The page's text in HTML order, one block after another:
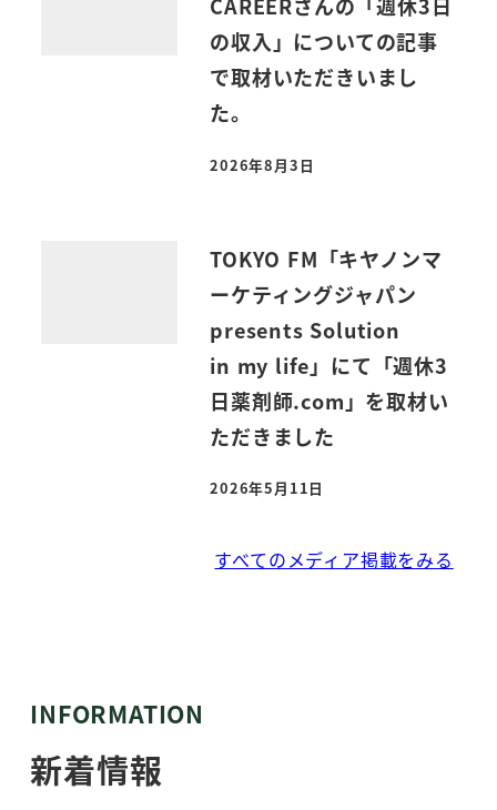
CAREERさんの「週休3日
の収入」についての記事
で取材いただきいまし
た。
投稿日
2026年8月3日
TOKYO FM「キヤノンマ
ーケティングジャパン
presents Solution
in my life」にて「週休3
日薬剤師.com」を取材い
ただきました
投稿日
2026年5月11日
すべてのメディア掲載をみる
INFORMATION
新着情報